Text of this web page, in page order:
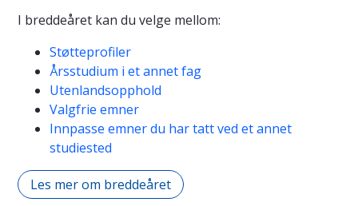
I breddeåret kan du velge mellom:
Støtteprofiler
Årsstudium i et annet fag
Utenlandsopphold
Valgfrie emner
Innpasse emner du har tatt ved et annet
studiested
Les mer om breddeåret